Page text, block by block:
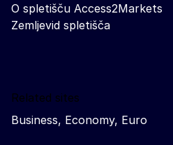
O spletišču Access2Markets
Zemljevid spletišča
Related sites
Business, Economy, Euro